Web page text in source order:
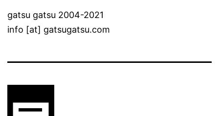
gatsu gatsu 2004-2021
info [at] gatsugatsu.com